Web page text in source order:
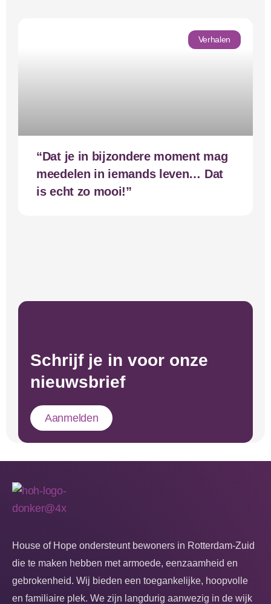
Verhalen
“Dat je in bijzondere moment mag
meedelen in iemands leven… Dat
is echt zo mooi!”
Schrijf je in voor onze
nieuwsbrief
Aanmelden
House of Hope ondersteunt bewoners in Rotterdam-Zuid
die te maken hebben met armoede, eenzaamheid en
gebrokenheid. Wij bieden een toegankelijke, hoopvolle
en familiaire plek. We zijn langdurig aanwezig in de wijk